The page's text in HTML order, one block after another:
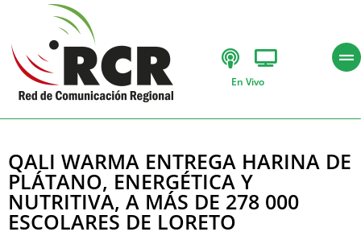
En Vivo
QALI WARMA ENTREGA HARINA DE
PLÁTANO, ENERGÉTICA Y
NUTRITIVA, A MÁS DE 278 000
ESCOLARES DE LORETO